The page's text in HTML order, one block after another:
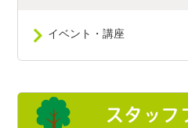
イベント・講座